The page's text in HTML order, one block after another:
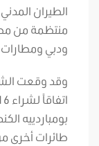
الطيران
منتظمة من
ودبي
وقد وقعت
بومباردييه
طائرات أخرى